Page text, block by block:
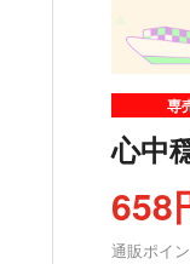
専
心中
658
通販ポイン